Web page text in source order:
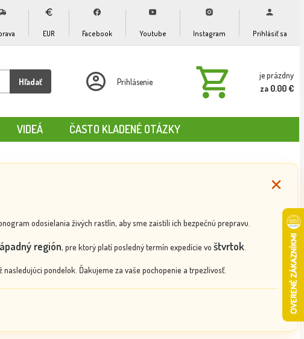
EUR Facebook Youtube Instagram Prihlásiť sa
Hľadať Prihlásenie
je prázdny
za 0.00 €
VIDEÁ ČASTO KLADENÉ OTÁZKY
odosielania živých rastlín, aby sme zaistili ich bezpečnú prepravu.
región, pre ktorý platí posledný termín expedície vo štvrtok.
pondelok. Ďakujeme za vaše pochopenie a trpezlivosť.